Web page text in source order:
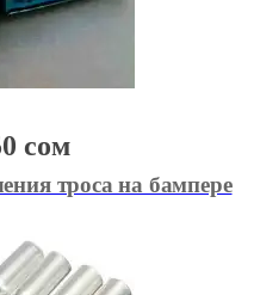
троса на бампере
сом